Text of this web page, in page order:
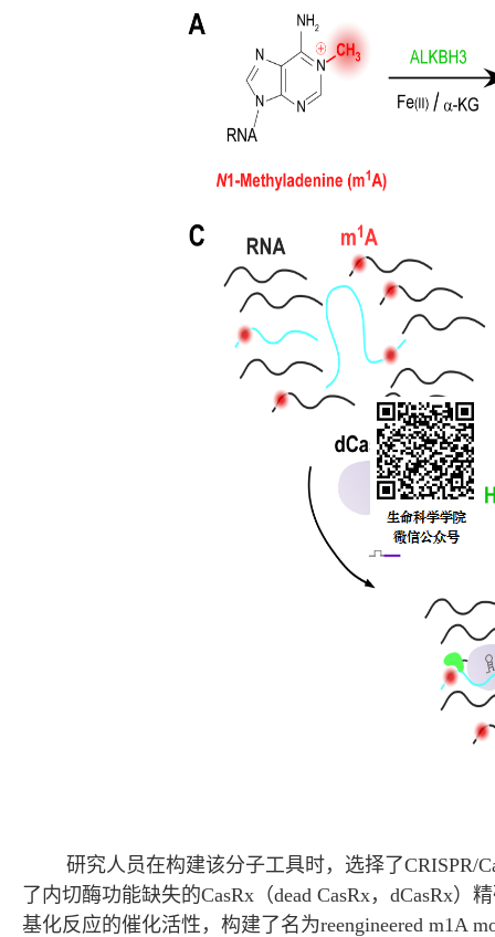
研究人员在构建该分子工具时，选择了CRISPR/
了内切酶功能缺失的CasRx（dead CasRx，dCasRx
基化反应的催化活性，构建了名为reengineered m1A